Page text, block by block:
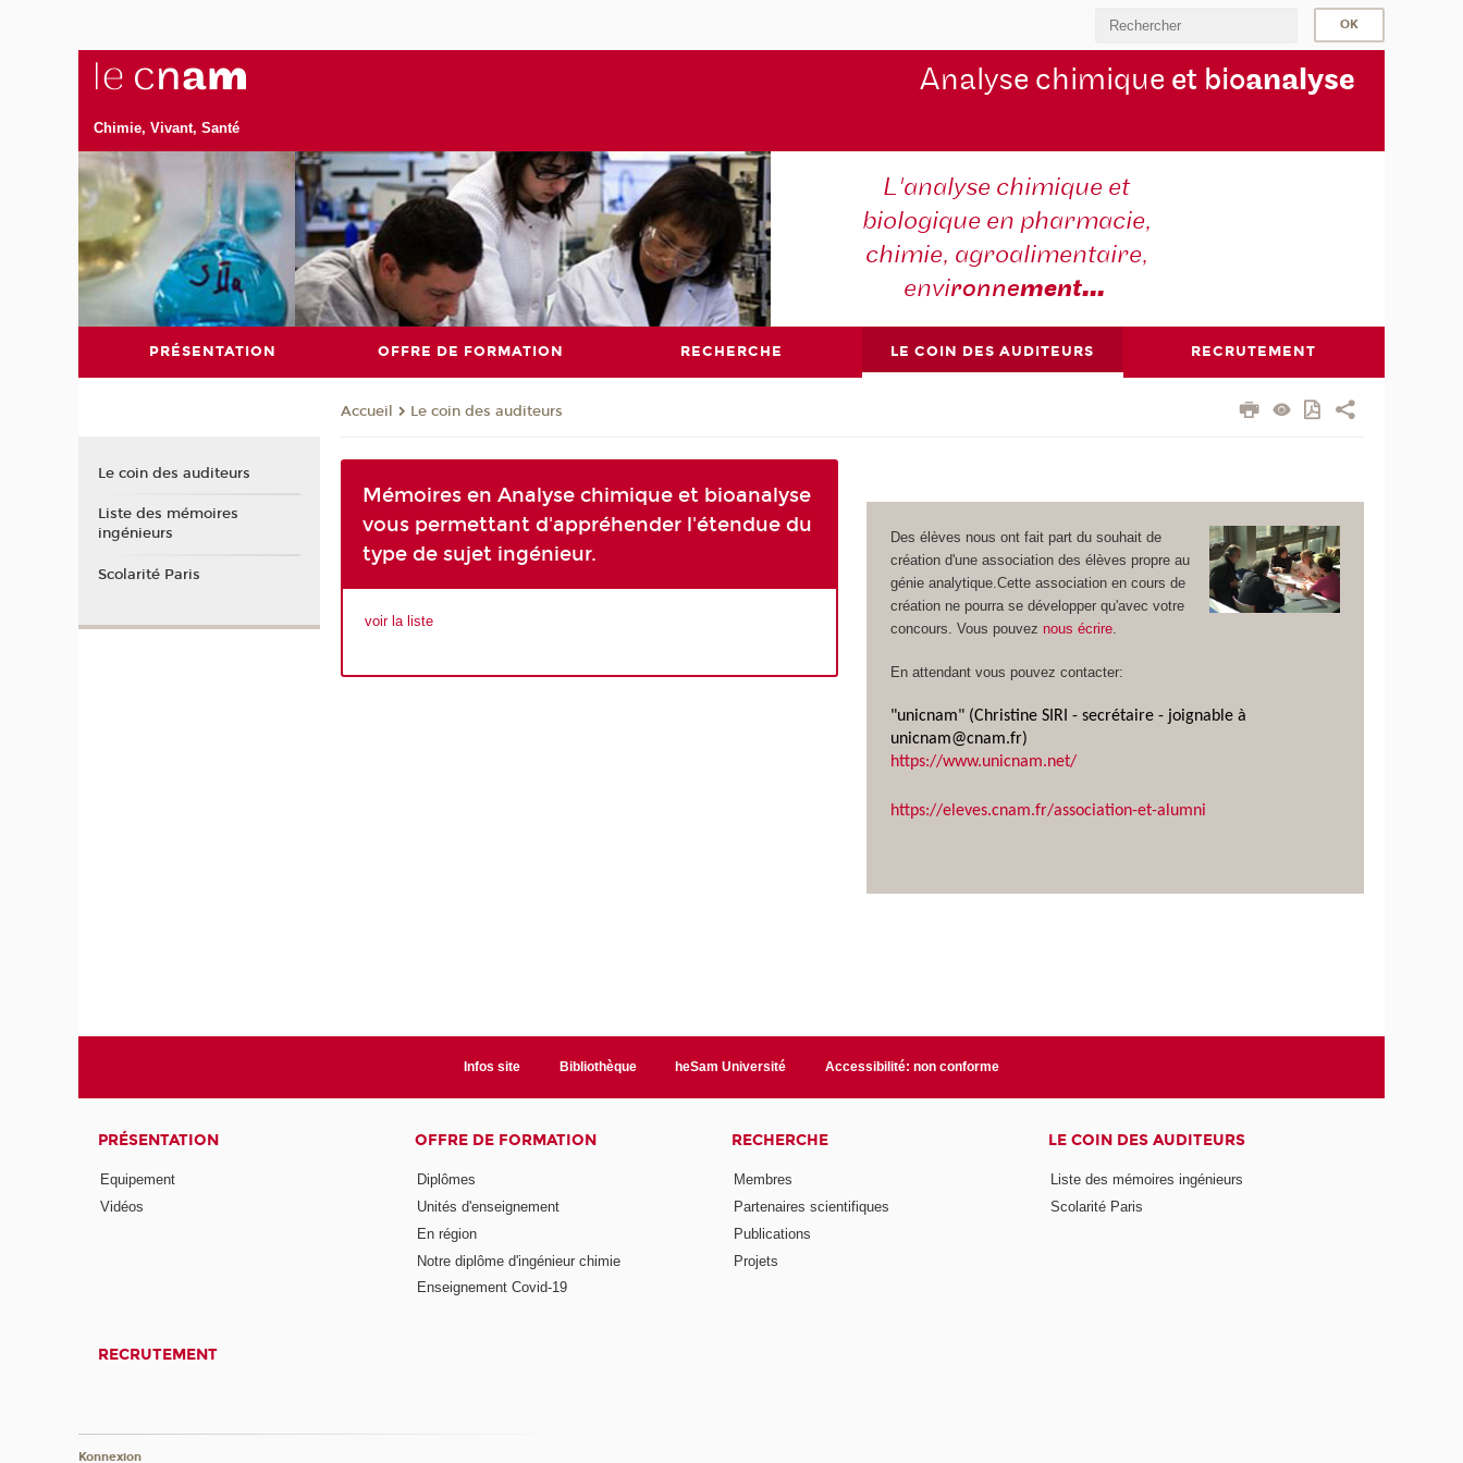
Chimie, Vivant, Santé
Analyse chimique et bioanalyse
L'analyse chimique et
biologique en pharmacie,
chimie, agroalimentaire,
environnement...
PRÉSENTATION OFFRE DE FORMATION RECHERCHE LE COIN DES AUDITEURS RECRUTEMENT
Accueil Le coin des auditeurs
Mémoires en Analyse chimique et bioanalyse
vous permettant d'appréhender l'étendue du
type de sujet ingénieur.
voir la liste
Des élèves nous ont fait part du souhait de
création d'une association des élèves propre au
génie analytique.Cette association en cours de
création ne pourra se développer qu'avec votre
concours. Vous pouvez nous écrire
En attendant vous pouvez contacter:
"unicnam" (Christine SIRI - secrétaire - joignable à
unicnam@cnam.fr)
https://www.unicnam.net/
https://eleves.cnam.fr/association-et-alumni
Le coin des auditeurs
Liste des mémoires
ingénieurs
Scolarité Paris
Infos site Bibliothèque heSam Université Accessibilité: non conforme
PRÉSENTATION
Equipement
Vidéos
OFFRE DE FORMATION
Diplômes
Unités d'enseignement
En région
Notre diplôme d'ingénieur chimie
Enseignement Covid-19
RECHERCHE
Membres
Partenaires scientifiques
Publications
Projets
LE COIN DES AUDITEURS
Liste des mémoires ingénieurs
Scolarité Paris
RECRUTEMENT
Konnexion